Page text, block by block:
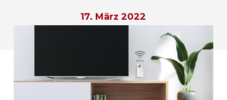
17. März 2022